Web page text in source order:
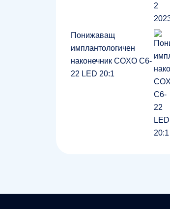
Понижаващ
имплантологичен
наконечник COXO C6-
22 LED 20:1